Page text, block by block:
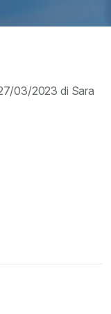
03/2023 di Sara